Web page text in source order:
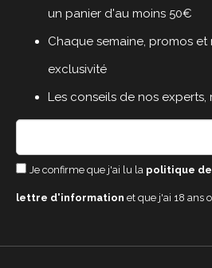
un panier d'au moins 50€
Chaque semaine, promos et
exclusivité
Les conseils de nos
Je confirme que j'ai lu la politique
lettre d'information et que j'ai 18 ans